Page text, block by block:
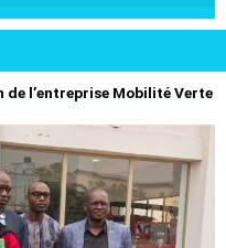
e
i
l’entreprise Mobilité Verte